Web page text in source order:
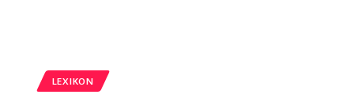
LEXIKON